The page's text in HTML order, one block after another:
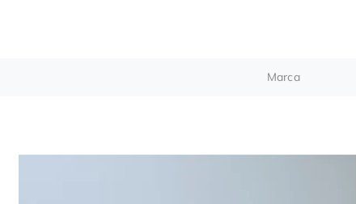
Marca